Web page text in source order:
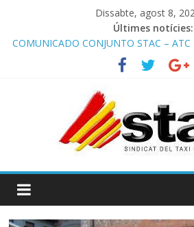
Dissabte, agost 8,
Últimes notícies:
COMUNICADO CONJUNTO STAC – ATC
Comunicado STAC/ ATC de la reunión
‘Esquadra del aeropuerto de Barcelona.
Programa de Radio TAXI LIBRE
STAC/ATC SOLICITAN TAULA TÈCNICA
OPERATIVA DE ENTRADA EN EL
Programa de Radio TAXI LIBRE